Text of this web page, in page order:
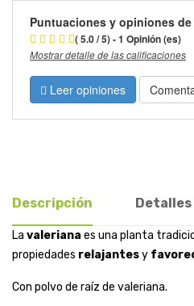
Puntuaciones y opiniones
( 5.0 / 5) - 1 Opinión (es)
Mostrar detalle de las calificaciones
Leer opiniones
Descripción
La valeriana es una planta
propiedades relajantesy
Con polvo de raíz de valeriana.